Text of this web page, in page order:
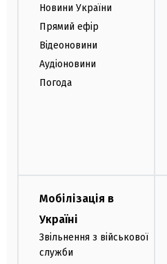
Новини України
Прямий ефір
Відеоновини
Аудіоновини
Погода
Мобілізація в
Україні
Звільнення з військової
служби